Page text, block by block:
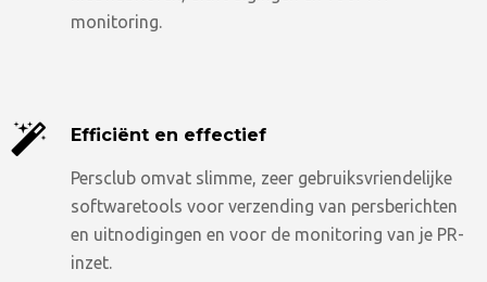
monitoring.
Efficiënt en effectief
Persclub omvat slimme, zeer gebruiksvriendelijke
softwaretools voor verzending van persberichten
en uitnodigingen en voor de monitoring van je PR-
inzet.